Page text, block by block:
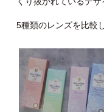
5種類のレンズを比較